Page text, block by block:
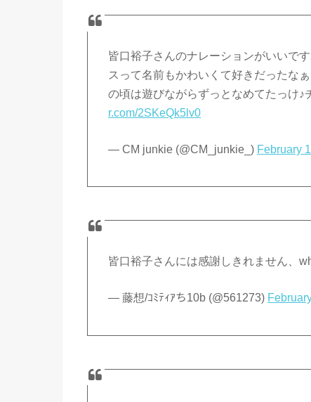
皆口裕子さんのナレーションがいいで
スって名前もかわいくて好きだったな
の頃は遊びながらずっとなめてたっけ♪
r.com/2SKeQk5lv0
— CM junkie (@CM_junkie_) February
皆口裕子さんには感謝しきれません
— 藤想/ｺﾐﾃｨｱち10b (@561273)